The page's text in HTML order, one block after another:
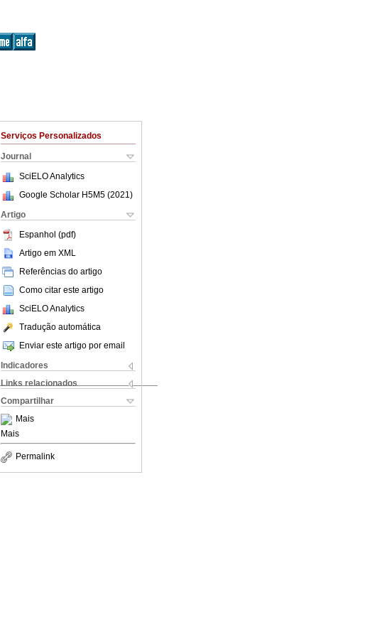
Serviços Personalizados
Journal
SciELO Analytics
Google Scholar H5M5 (2021 )
Artigo
Espanhol (pdf)
Artigo em XML
Referências do artigo
Como citar este artigo
SciELO Analytics
Tradução automática
Enviar este artigo por email
Indicadores
Links relacionados
Compartilhar
Mais
Mais
Permalink